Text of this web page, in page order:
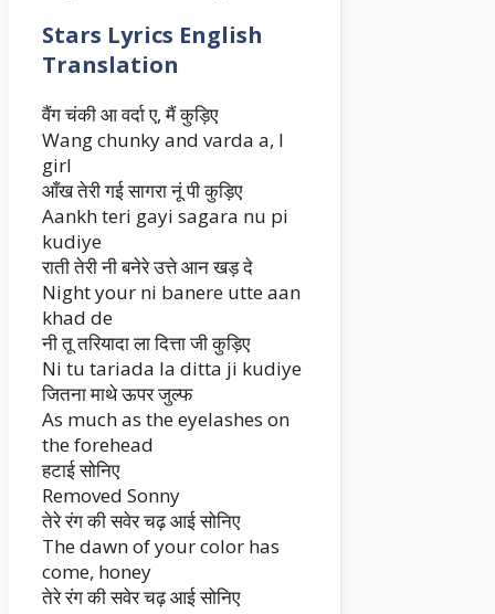
Stars Lyrics English
Translation
वैंग चंकी आ वर्दा ए, मैं कुड़िए
Wang chunky and varda a, I
girl
आँख तेरी गई सागरा नूं पी कुड़िए
Aankh teri gayi sagara nu pi
kudiye
राती तेरी नी बनेरे उत्ते आन खड़ दे
Night your ni banere utte aan
khad de
नी तू तरियादा ला दित्ता जी कुड़िए
Ni tu tariada la ditta ji kudiye
जितना माथे ऊपर जुल्फ
As much as the eyelashes on
the forehead
हटाई सोनिए
Removed Sonny
तेरे रंग की सवेर चढ़ आई सोनिए
The dawn of your color has
come, honey
तेरे रंग की सवेर चढ़ आई सोनिए